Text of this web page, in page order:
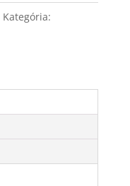
Kategória: